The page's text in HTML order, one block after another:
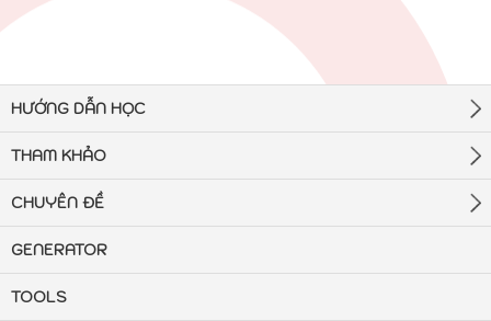
HƯỚNG DẪN HỌC
THAM KHẢO
CHUYÊN ĐỀ
GENERATOR
TOOLS